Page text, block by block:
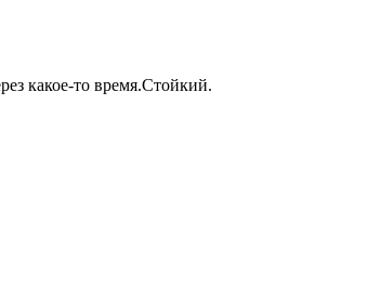
какое-то время.Стойкий.